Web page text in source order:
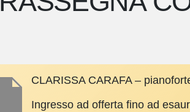
CLARISSA CARAFA –
Ingresso ad offerta fino ad